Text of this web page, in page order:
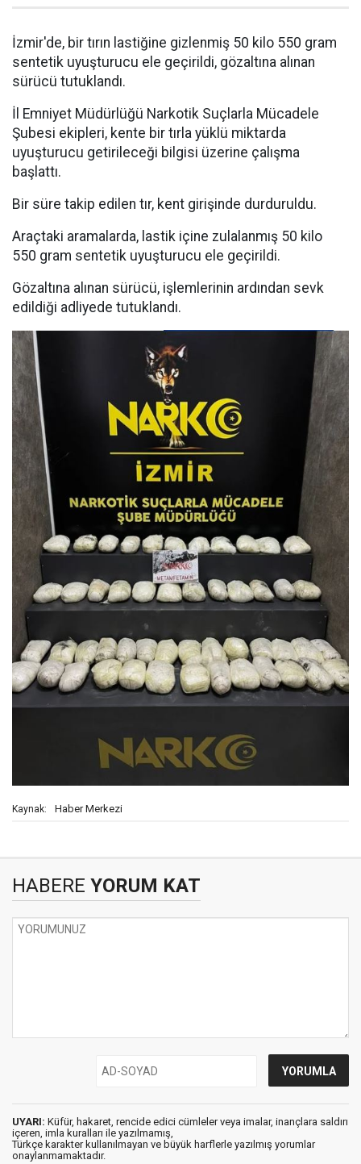
İzmir'de, bir tırın lastiğine gizlenmiş 50 kilo 550 gram
sentetik uyuşturucu ele geçirildi, gözaltına alınan
sürücü tutuklandı.
İl Emniyet Müdürlüğü Narkotik Suçlarla Mücadele
Şubesi ekipleri, kente bir tırla yüklü miktarda
uyuşturucu getirileceği bilgisi üzerine çalışma
başlattı.
Bir süre takip edilen tır, kent girişinde durduruldu.
Araçtaki aramalarda, lastik içine zulalanmış 50 kilo
550 gram sentetik uyuşturucu ele geçirildi.
Gözaltına alınan sürücü, işlemlerinin ardından sevk
edildiği adliyede tutuklandı.
Kaynak: Haber Merkezi
HABERE YORUM KAT
UYARI: Küfür, hakaret, rencide edici cümleler veya imalar, inançlara saldırı
içeren, imla kuralları ile yazılmamış,
Türkçe karakter kullanılmayan ve büyük harflerle yazılmış yorumlar
onaylanmamaktadır.